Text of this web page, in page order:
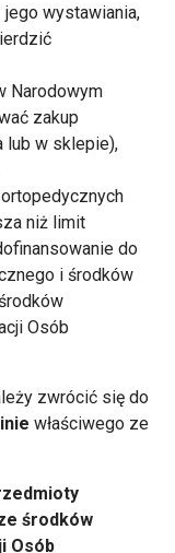
wystawiania,
Narodowym
zakup
lub w sklepie),
niż limit
do
i środków
Osób
zwrócić się do
właściwego ze
środków
Osób